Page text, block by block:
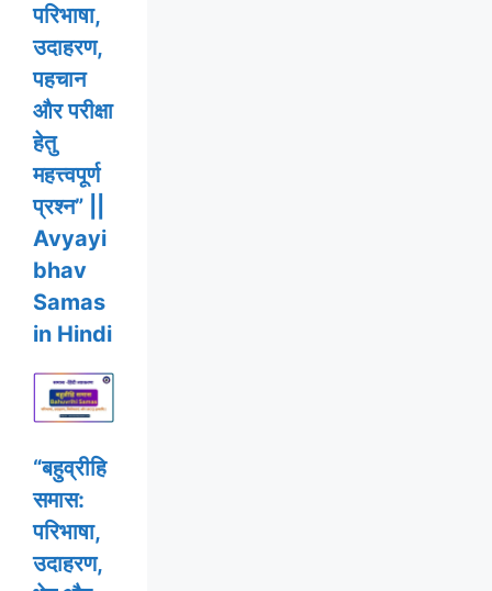
परिभाषा,
उदाहरण,
पहचान
और परीक्षा
हेतु
महत्त्वपूर्ण
प्रश्न” ||
Avyayi
bhav
Samas
in Hindi
“बहुव्रीहि
समास:
परिभाषा,
उदाहरण,